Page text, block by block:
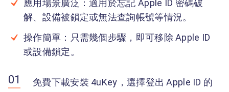
應用場景廣泛：適用於忘記 Apple ID 密碼破
解、設備被鎖定或無法查詢帳號等情況。
操作簡單：只需幾個步驟，即可移除 Apple ID
或設備鎖定。
免費下載安裝 4uKey，選擇登出 Apple ID 的